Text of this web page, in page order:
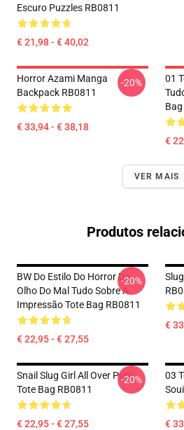
Escuro Puzzles RB0811
€ 21,98 - € 40,02
Horror Azami Manga
Backpack RB0811
€ 33,94 - € 38,18
-20%
01
Bag
€
VER MAIS
Produtos
BW Do Estilo Do Horror Do
Olho Do Mal Tudo Sobre A
Impressão Tote Bag RB0811
€ 22,95 - € 27,55
-20%
€
Snail Slug Girl All Over Print
Tote Bag RB0811
€ 22,95 - € 27,55
-20%
03
€